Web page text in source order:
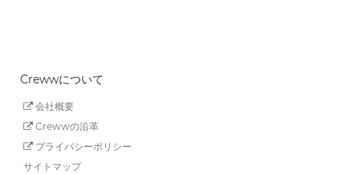
Crewwについて
会社概要
Crewwの沿革
プライバシーポリシー
サイトマップ